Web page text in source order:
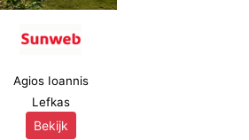
Agios Ioannis
Lefkas
Bekijk